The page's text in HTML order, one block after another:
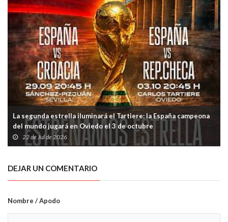
La segunda estrella iluminará el Tartiere: la España campeona
del mundo jugará en Oviedo el 3 de octubre
22 de Jul de 2026
DEJAR UN COMENTARIO
Nombre / Apodo